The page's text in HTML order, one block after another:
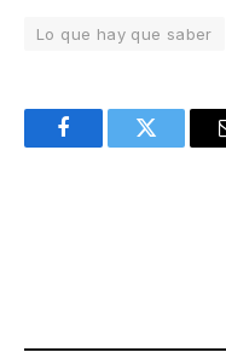
Lo que hay que saber
FacebookTwitter